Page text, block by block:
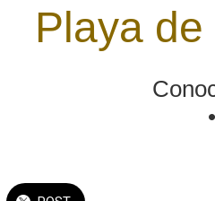
Playa